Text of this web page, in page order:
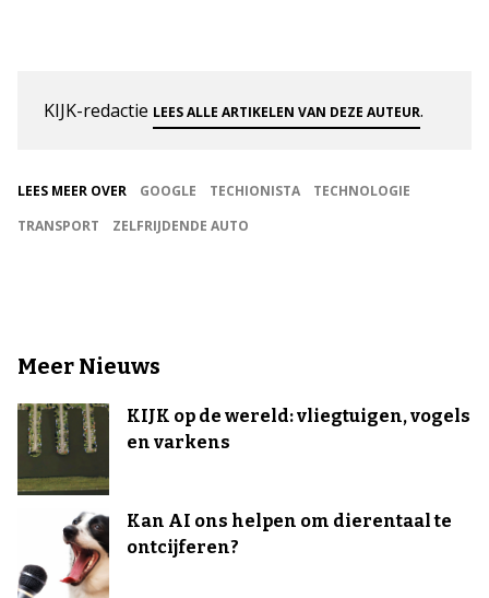
KIJK-redactie LEES ALLE ARTIKELEN VAN DEZE AUTEUR.
LEES MEER OVER GOOGLE TECHIONISTA
TECHNOLOGIE
TRANSPORT
ZELFRIJDENDE AUTO
Meer Nieuws
KIJK op de wereld: vliegtuigen, vogels
en varkens
Kan AI ons helpen om dierentaal te
ontcijferen?